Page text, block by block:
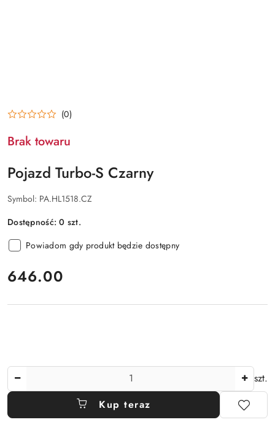
(0)
Brak towaru
Pojazd Turbo-S Czarny
Symbol: PA.HL1518.CZ
Dostępność:0 szt.
Powiadom gdy produkt będzie dostępny
cena:
646.00
szt.
Kup teraz